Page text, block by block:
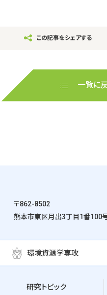
この記事をシェアする
一覧に
〒862-8502
熊本市東区月出3丁目1番100
環境資源学専攻
研究トピック